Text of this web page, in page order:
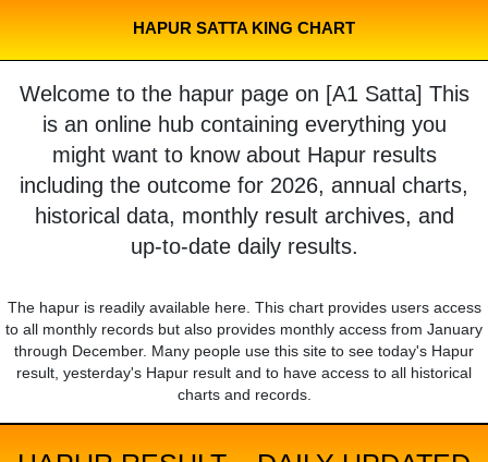
HAPUR SATTA KING CHART
Welcome to the hapur page on [A1 Satta] This
is an online hub containing everything you
might want to know about Hapur results
including the outcome for 2026, annual charts,
historical data, monthly result archives, and
up-to-date daily results.
The hapur is readily available here. This chart provides users access
to all monthly records but also provides monthly access from January
through December. Many people use this site to see today's Hapur
result, yesterday's Hapur result and to have access to all historical
charts and records.